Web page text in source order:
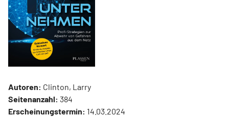
Autoren: Clinton, Larry
Seitenanzahl: 384
Erscheinungstermin: 14.03.2024